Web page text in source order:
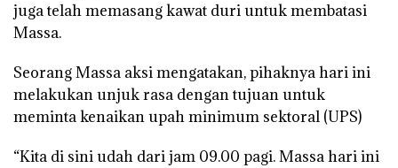
juga telah memasang kawat duri untuk membatasi
Massa.
Seorang Massa aksi mengatakan, pihaknya hari ini
melakukan unjuk rasa dengan tujuan untuk
meminta kenaikan upah minimum sektoral (UPS)
“Kita di sini udah dari jam 09.00 pagi. Massa hari ini